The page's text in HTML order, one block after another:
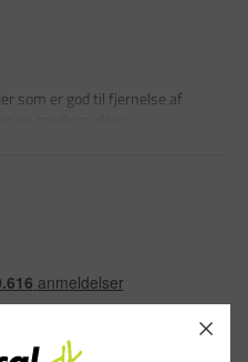
som er god til fjernelse af